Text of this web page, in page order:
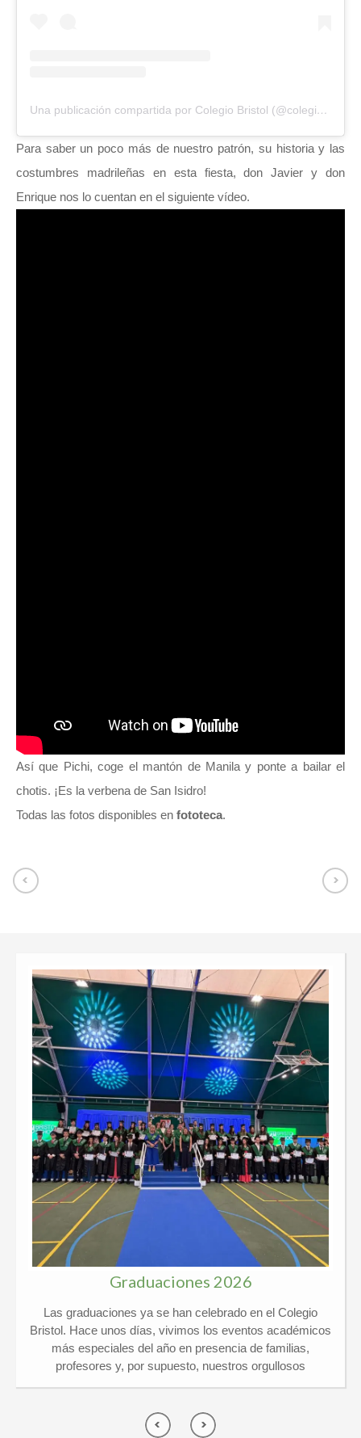
Una publicación compartida por Colegio Bristol (@colegiobristoloficial)
Para saber un poco más de nuestro patrón, su historia y las
costumbres madrileñas en esta fiesta, don Javier y don
Enrique nos lo cuentan en el siguiente vídeo.
Así que Pichi, coge el mantón de Manila y ponte a bailar el
chotis. ¡Es la verbena de San Isidro!
Todas las fotos disponibles en fototeca.
Graduaciones 2026
Las graduaciones ya se han celebrado en el Colegio
Bristol. Hace unos días, vivimos los eventos académicos
más especiales del año en presencia de familias,
profesores y, por supuesto, nuestros orgullosos
emocionante en el Colegio Privado Bristol, ¡y por partida